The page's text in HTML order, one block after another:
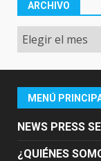
ARCHIVO
Archivo
MENÚ
NEWS PRESS
¿QUIÉNES